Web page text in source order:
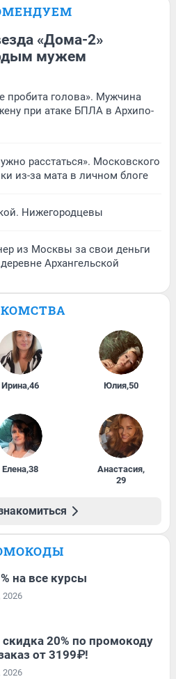
«Дома-2»
мужем
пробита голова». Мужчина
при атаке БПЛА в Архипо-
расстаться». Московского
из-за мата в личном блоге
Нижегородцевы
из Москвы за свои деньги
Архангельской
Ирина,46 Юлия,50
Елена,38 Анастасия,
29
на все курсы
2026
скидка 20% по промокоду
от 3199₽!
2026